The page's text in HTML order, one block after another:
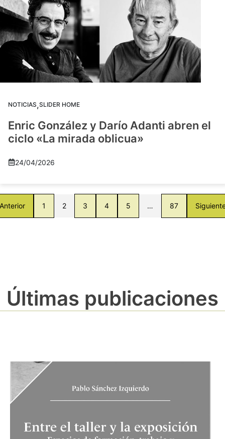
NOTICIAS,SLIDER HOME
Enric González y Darío Adanti abren el
ciclo «La mirada oblicua»
24/04/2026
1 2 3 4 5 … 87
Últimas publicaciones